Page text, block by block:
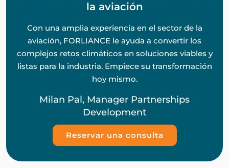
la aviación
Con una amplia experiencia en el sector de la
aviación, FORLIANCE le ayuda a convertir los
complejos retos climáticos en soluciones viables y
listas para la industria. Empiece su transformación
hoy mismo.
Milan Pal, Manager Partnerships
Development
Reservar una consulta